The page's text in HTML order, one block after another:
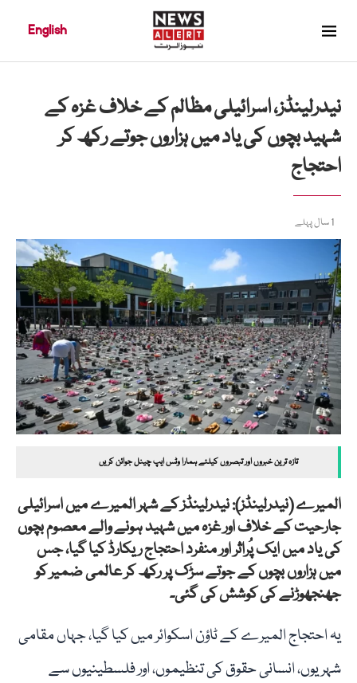
English
نیدرلینڈز، اسرائیلی مظالم کے خلاف غزہ کے
شہید بچوں کی یاد میں ہزاروں جوتے رکھ کر
احتجاج
1 سال پہلے
تازہ ترین خبروں اور تبصروں کیلئے ہمارا وٹس ایپ چینل جوائن کریں
المیرے (نیدرلینڈز): نیدرلینڈز کے شہر المیرے میں اسرائیلی
جارحیت کے خلاف اور غزہ میں شہید ہونے والے معصوم بچوں
کی یاد میں ایک پُراثر اور منفرد احتجاج ریکارڈ کیا گیا، جس
میں ہزاروں بچوں کے جوتے سڑک پر رکھ کر عالمی ضمیر کو
جھنجھوڑنے کی کوشش کی گئی۔
یہ احتجاج المیرے کے ٹاؤن اسکوائر میں کیا گیا، جہاں مقامی
شہریوں، انسانی حقوق کی تنظیموں، اور فلسطینیوں سے